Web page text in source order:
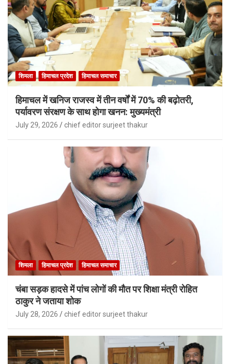
शिमला हिमाचल प्रदेश हिमाचल समाचार
हिमाचल में खनिज राजस्व में तीन वर्षों में 70% की बढ़ोतरी,
पर्यावरण संरक्षण के साथ होगा खनन: मुख्यमंत्री
July 29, 2026 chief editor surjeet thakur
शिमला हिमाचल प्रदेश हिमाचल समाचार
चंबा सड़क हादसे में पांच लोगों की मौत पर शिक्षा मंत्री रोहित
ठाकुर ने जताया शोक
July 28, 2026 chief editor surjeet thakur